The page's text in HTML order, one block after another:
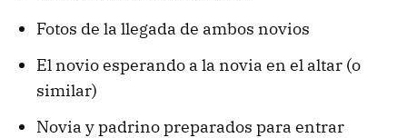
Fotos de la llegada de ambos novios
El novio esperando a la novia en el altar (o
similar)
Novia y padrino preparados para entrar